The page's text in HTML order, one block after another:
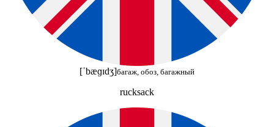
[ˈbæɡɪdʒ]багаж, обоз, багажный
rucksack